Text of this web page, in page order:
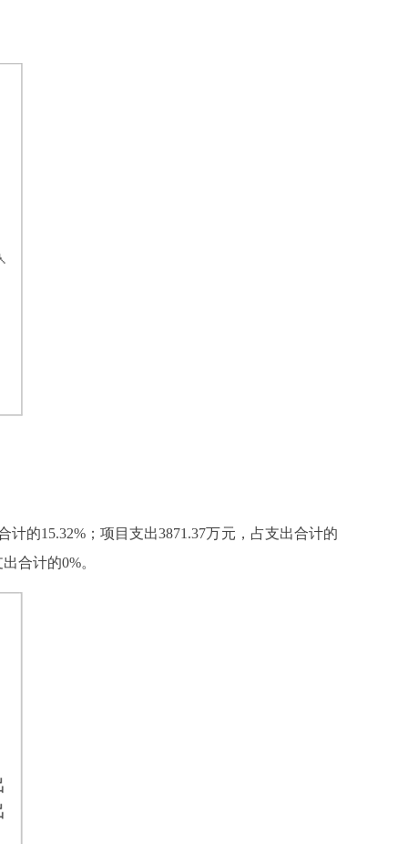
的15.32%；项目支出3871.37万元，占支出合计的
合计的0%。